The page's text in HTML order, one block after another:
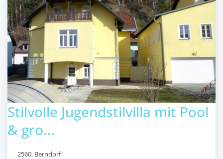
Stilvolle Jugendstilvilla mit Pool
& gro...
2560, Berndorf